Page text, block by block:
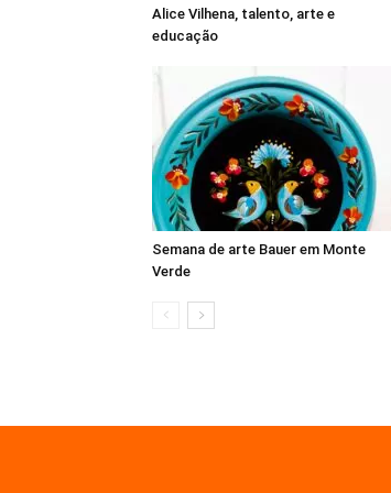
Alice Vilhena, talento, arte e
educação
Semana de arte Bauer em Monte
Verde